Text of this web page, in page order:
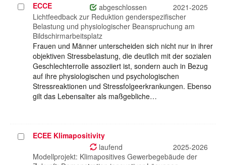
Projekt
auswählen
ECCE abgeschlossen
2021-2025
Lichtfeedback zur Reduktion genderspezifischer
Belastung und physiologischer Beanspruchung am
Bildschirmarbeitsplatz
Frauen und Männer unterscheiden sich nicht nur in ihrer
objektiven Stressbelastung, die deutlich mit der sozialen
Geschlechterrolle assoziiert ist, sondern auch in Bezug
auf ihre physiologischen und psychologischen
Stressreaktionen und Stressfolgeerkrankungen. Ebenso
gilt das Lebensalter als maßgebliche…
ProjektECEE Klimapositivity
laufend
2025-2026
Modellprojekt: Klimapositives Gewerbegebäude der